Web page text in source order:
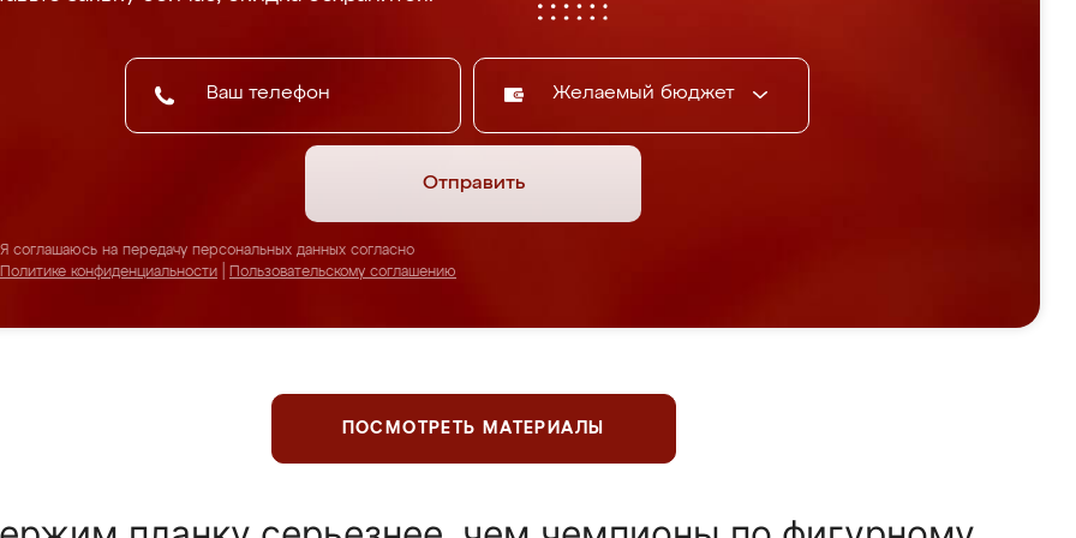
Желаемый бюджет
Отправить
Я соглашаюсь на передачу персональных данных согласно
Политике конфиденциальности
Пользовательскому соглашению
ПОСМОТРЕТЬ МАТЕРИАЛЫ